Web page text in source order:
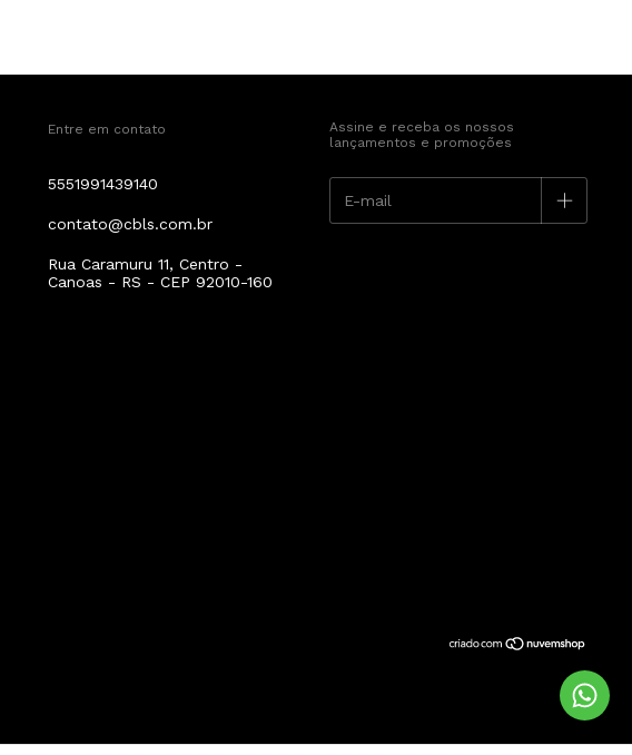
Entre em contato
5551991439140
contato@cbls.com.br
Rua Caramuru 11, Centro -
Canoas - RS - CEP 92010-160
Assine e receba os nossos
lançamentos e promoções